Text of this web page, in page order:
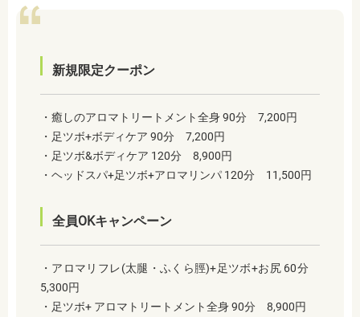
新規限定クーポン
・癒しのアロマトリートメント全身 90分 7,200円
・足ツボ+ボディケア 90分 7,200円
・足ツボ&ボディケア 120分 8,900円
・ヘッドスパ+足ツボ+アロマリンパ 120分 11,500円
全員OKキャンペーン
・アロマリフレ(太腿・ふくら脛)+足ツボ+お尻 60分
5,300円
・足ツボ+ アロマトリートメント全身 90分 8,900円